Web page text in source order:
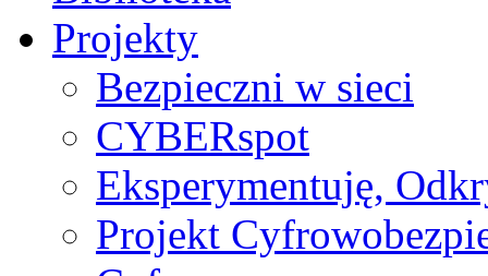
Projekty
Bezpieczni w sieci
CYBERspot
Eksperymentuję,
Projekt